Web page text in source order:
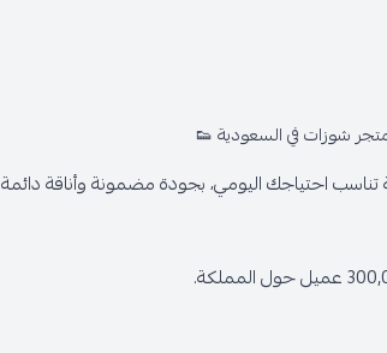
شوزات في السعودية 👟
احتياجك اليومي، بجودة مضمونة وأناقة دائمة